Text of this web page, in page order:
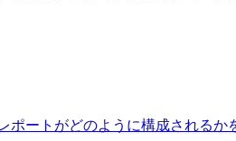
ートがどのように構成されるか